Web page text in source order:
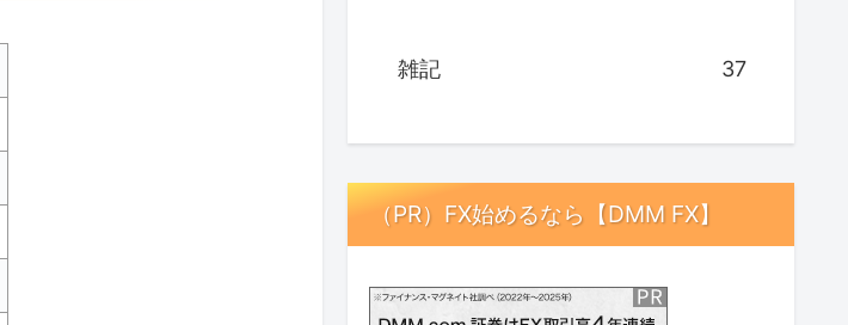
雑記 37
（PR）FX始めるなら【DMM FX】